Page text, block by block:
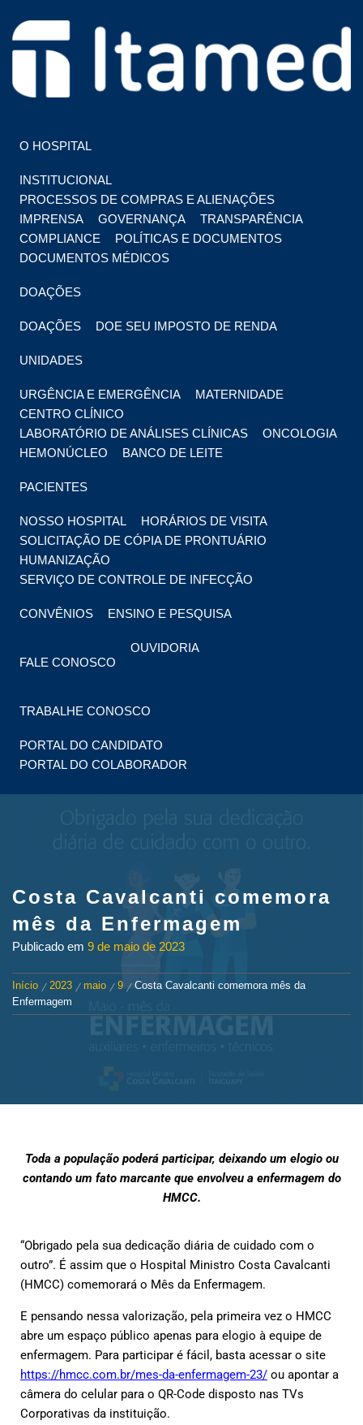
HOSPITAL EM FOZ DO IGUAÇU
O HOSPITAL
INSTITUCIONAL
PROCESSOS DE COMPRAS E ALIENAÇÕES
IMPRENSA
GOVERNANÇA
TRANSPARÊNCIA
COMPLIANCE
POLÍTICAS E DOCUMENTOS
DOCUMENTOS MÉDICOS
DOAÇÕES
DOAÇÕES DOE SEU IMPOSTO DE RENDA
UNIDADES
URGÊNCIA E EMERGÊNCIA
MATERNIDADE
CENTRO CLÍNICO
LABORATÓRIO DE ANÁLISES CLÍNICAS
ONCOLOGIA
HEMONÚCLEO
BANCO DE LEITE
PACIENTES
NOSSO HOSPITAL
HORÁRIOS DE VISITA
SOLICITAÇÃO DE CÓPIA DE PRONTUÁRIO
HUMANIZAÇÃO
SERVIÇO DE CONTROLE DE INFECÇÃO
CONVÊNIOS ENSINO E PESQUISA
FALE CONOSCO
OUVIDORIA
TRABALHE CONOSCO
PORTAL DO CANDIDATO
PORTAL DO COLABORADOR
Costa Cavalcanti comemora
mês da Enfermagem
Publicado em 9 de maio de 2023
Início 2023 maio 9
Costa Cavalcanti comemora mês da
Enfermagem
Toda a população poderá participar, deixando um elogio ou
contando um fato marcante que envolveu a enfermagem do
HMCC.
“Obrigado pela sua dedicação diária de cuidado com o
outro”. É assim que o Hospital Ministro Costa Cavalcanti
(HMCC) comemorará o Mês da Enfermagem.
E pensando nessa valorização, pela primeira vez o HMCC
abre um espaço público apenas para elogio à equipe de
enfermagem. Para participar é fácil, basta acessar o site
https://hmcc.com.br/mes-da-enfermagem-23/ ou apontar a
câmera do celular para o QR-Code disposto nas TVs
Corporativas da instituição.